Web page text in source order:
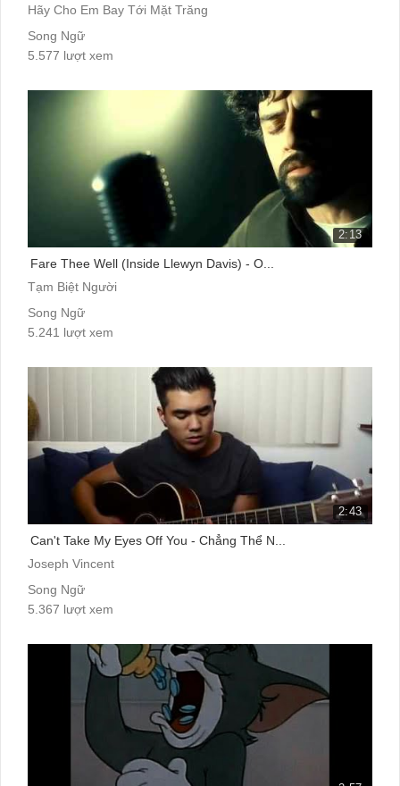
Hãy Cho Em Bay Tới Mặt Trăng
Song Ngữ
5.577 lượt xem
2:13
Fare Thee Well (Inside Llewyn Davis) - O...
Tạm Biệt Người
Song Ngữ
5.241 lượt xem
2:43
Can't Take My Eyes Off You - Chẳng Thể N...
Joseph Vincent
Song Ngữ
5.367 lượt xem